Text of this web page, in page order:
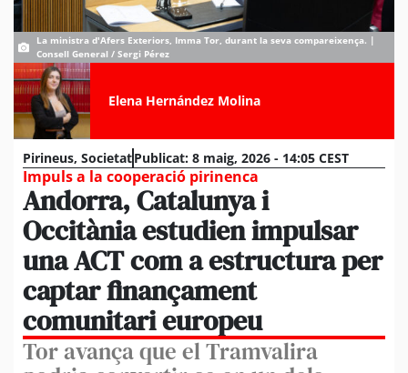
La ministra d'Afers Exteriors, Imma Tor, durant la seva compareixença. |
Consell General / Sergi Pérez
Elena Hernández Molina
Pirineus, SocietatPublicat: 8 maig, 2026 - 14:05 CEST
Impuls a la cooperació pirinenca
Andorra, Catalunya i
Occitània estudien impulsar
una ACT com a estructura per
captar finançament
comunitari europeu
Tor avança que el Tramvalira